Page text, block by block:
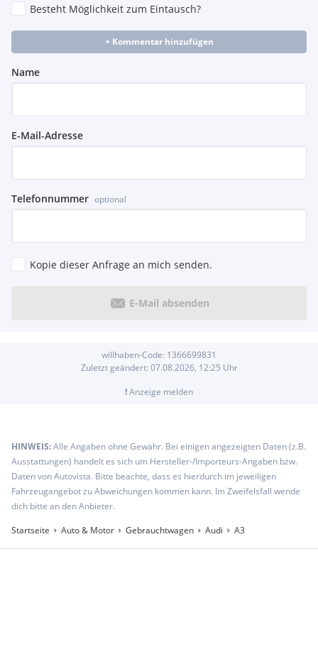
Besteht Möglichkeit zum Eintausch?
+ Kommentar hinzufügen
Name
E-Mail-Adresse
Telefonnummer optional
Kopie dieser Anfrage an mich senden.
E-Mail absenden
willhaben-Code: 1366699831
Zuletzt geändert: 07.08.2026, 12:25 Uhr
!Anzeige melden
HINWEIS:Alle Angaben ohne Gewähr. Bei einigen angezeigten Daten (z.B.
Ausstattungen) handelt es sich um Hersteller-/Importeurs-Angaben bzw.
Daten von Autovista. Bitte beachte, dass es hierdurch im jeweiligen
Fahrzeugangebot zu Abweichungen kommen kann. Im Zweifelsfall wende
dich bitte an den Anbieter.
Startseite
Auto & Motor Gebrauchtwagen Audi A3